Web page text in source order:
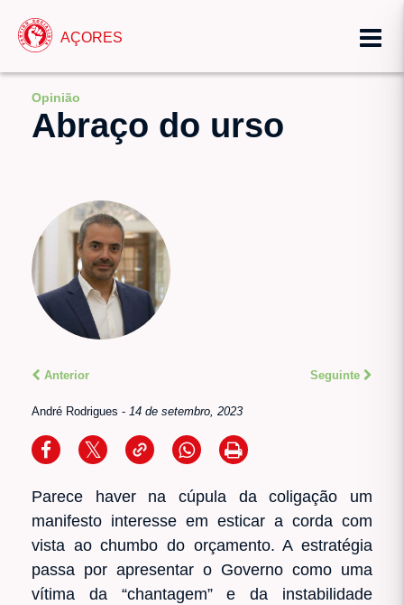
AÇORES
Opinião
Abraço do urso
Anterior Seguinte
André Rodrigues - 14 de setembro, 2023
Parece haver na cúpula da coligação um
manifesto interesse em esticar a corda com
vista ao chumbo do orçamento. A estratégia
passa por apresentar o Governo como uma
vítima da “chantagem” e da instabilidade